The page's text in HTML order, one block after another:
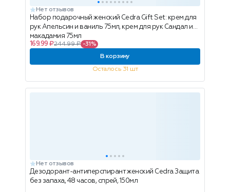
Нет отзывов
Набор подарочный женский Cedra Gift Set: крем для
рук Апельсин и ваниль 75мл, крем для рук Сандал и
макадамия 75мл
169.99 ₽244.99 ₽ -31%
В корзину
Осталось 31 шт
Нет отзывов
Дезодорант-антиперспирант женский Cedra Защита
без запаха, 48 часов, спрей, 150мл